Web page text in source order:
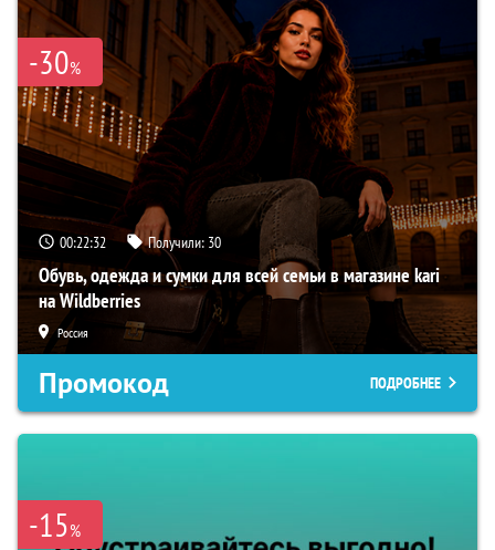
-30%
00:22:31 Получили: 30
Обувь, одежда и сумки для всей семьи в магазине kari
на Wildberries
Россия
Промокод ПОДРОБНЕЕ
-15%